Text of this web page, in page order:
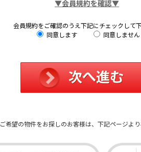
▼会員規約を確認▼
会員規約をご確認のうえ下記にチェックして下
同意します
同意しません
ご希望の物件をお探しのお客様は、下記ページよ